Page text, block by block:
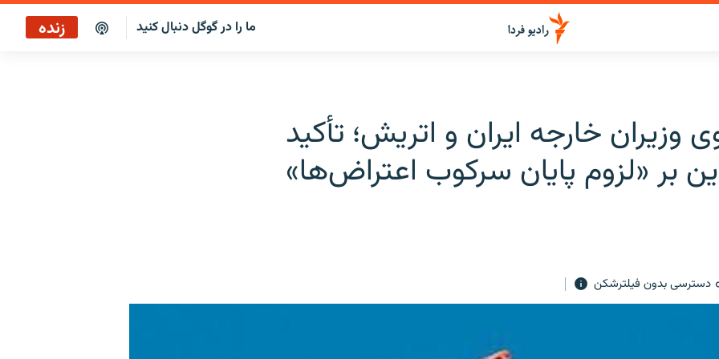
ما را در گوگل دنبال کنید زنده
وزیران خارجه ایران و اتریش؛ تأکید
بر «لزوم پایان سرکوب اعتراض‌ها»
دسترسی بدون فیلترشکن